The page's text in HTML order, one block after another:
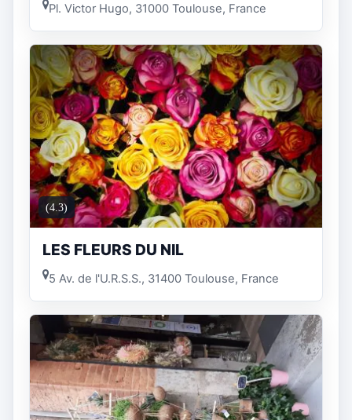
Pl. Victor Hugo, 31000 Toulouse, France
(4.3)
LES FLEURS DU NIL
5 Av. de l'U.R.S.S., 31400 Toulouse, France